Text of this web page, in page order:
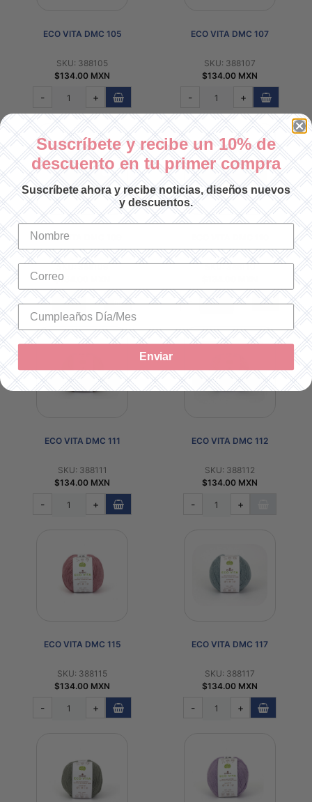
ECO VITA DMC 105
SKU: 388105
$134.00 MXN
- +
ECO VITA DMC 107
SKU: 388107
$134.00 MXN
- +
ECO VITA DMC 109
SKU: 388109
$134.00 MXN
- +
SKU: 388110
- +
ECO VITA DMC 111
SKU: 388111
$134.00 MXN
- +
ECO VITA DMC 112
SKU: 388112
$134.00 MXN
- +
ECO VITA DMC 115
SKU: 388115
$134.00 MXN
- +
ECO VITA DMC 117
SKU: 388117
$134.00 MXN
- +
Suscríbete y recibe un 10% de
descuento en tu primer compra
Suscríbete ahora y recibe noticias, diseños nuevos
y descuentos.
Enviar